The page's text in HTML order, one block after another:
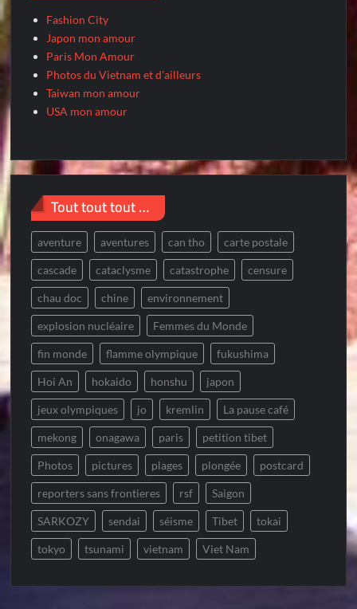
Fashion City
Japon mon amour
Paris Mon Amour
Photos du Vietnam et d'ailleurs
Taiwan mon amour
USA mon amour
Tout tout tout …
aventure aventures can tho carte postale
cascade cataclysme catastrophe censure
chau doc chine environnement
explosion nucléaire Femmes du Monde
fin monde flamme olympique fukushima
Hoi An hokaido honshu japon
jeux olympiques jo kremlin La pause café
mekong onagawa paris petition tibet
Photos pictures plages plongée postcard
reporters sans frontieres rsf Saigon
SARKOZY sendai séisme Tibet tokai
tokyo tsunami vietnam Viet Nam